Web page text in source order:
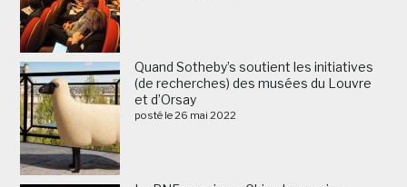
Quand Sotheby’s soutient les initiatives
(de recherches) des musées du Louvre
et d’Orsay
posté le 26 mai 2022